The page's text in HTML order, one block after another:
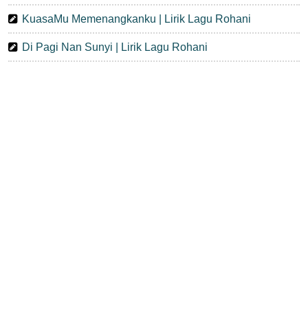
KuasaMu Memenangkanku | Lirik Lagu Rohani
Di Pagi Nan Sunyi | Lirik Lagu Rohani